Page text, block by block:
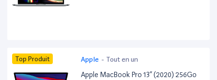
Top Produit Apple - Tout en un
Apple MacBook Pro 13” (2020) 256Go